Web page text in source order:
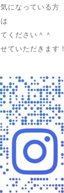
になっている方
ください＾＾
ていただきます！